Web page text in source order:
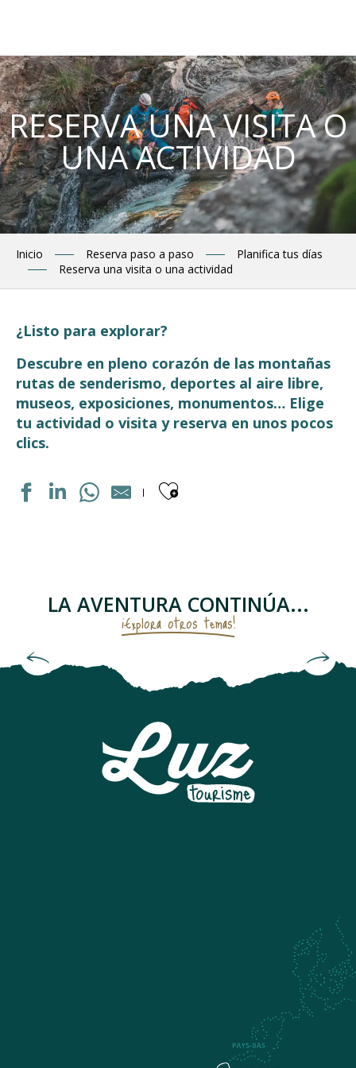
principal
RESERVA UNA VISITA O
UNA ACTIVIDAD
Inicio Reserva paso a paso
Planifica tus días
Reserva una visita o una actividad
¿Listo para explorar?
Descubre en pleno corazón de las montañas
rutas de senderismo, deportes al aire libre,
museos, exposiciones, monumentos… Elige
tu actividad o visita y reserva en unos pocos
clics.
Ajouter aux
LE VERITABLE GATEAU A LA BROCHE
CHAPELLE SAINTE BARBE
LA COMPAGNIE DU SUD - MAISON DES GUIDES
ARC EN CIMES
ART DE LA FERRONNERIE
PISTE DE LUGE A LUZ ARDIDEN
MUSEE DU TRESOR
LA AVENTURA CONTINÚA...
¡Explora otros temas!